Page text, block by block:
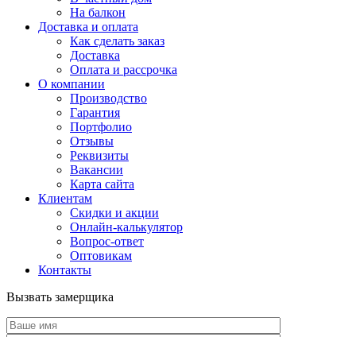
На балкон
Доставка и оплата
Как сделать заказ
Доставка
Оплата и рассрочка
О компании
Производство
Гарантия
Портфолио
Отзывы
Реквизиты
Вакансии
Карта сайта
Клиентам
Скидки и акции
Онлайн-калькулятор
Вопрос-ответ
Оптовикам
Контакты
Вызвать замерщика